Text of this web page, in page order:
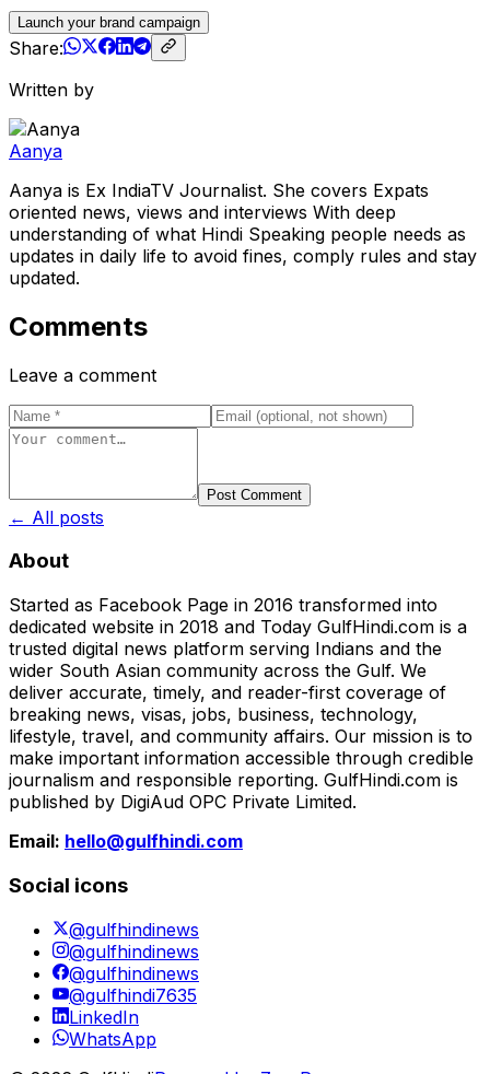
Launch your brand campaign
Share:
Written by
Aanya
Aanya is Ex IndiaTV Journalist. She covers Expats
oriented news, views and interviews With deep
understanding of what Hindi Speaking people needs as
updates in daily life to avoid fines, comply rules and stay
updated.
Comments
Leave a comment
Post Comment
← All posts
About
Started as Facebook Page in 2016 transformed into
dedicated website in 2018 and Today GulfHindi.com is a
trusted digital news platform serving Indians and the
wider South Asian community across the Gulf. We
deliver accurate, timely, and reader-first coverage of
breaking news, visas, jobs, business, technology,
lifestyle, travel, and community affairs. Our mission is to
make important information accessible through credible
journalism and responsible reporting. GulfHindi.com is
published by DigiAud OPC Private Limited.
Email: hello@gulfhindi.com
Social icons
@gulfhindinews
@gulfhindinews
@gulfhindinews
@gulfhindi7635
LinkedIn
WhatsApp